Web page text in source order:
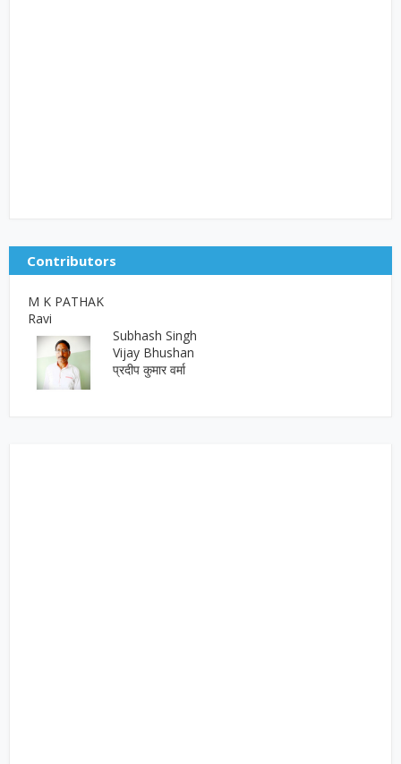
Contributors
M K PATHAK
Ravi
Subhash Singh
Vijay Bhushan
प्रदीप कुमार वर्मा